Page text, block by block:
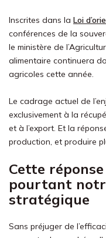
Inscrites dans la Loi
conférences de la
le ministère de
alimentaire continuera
agricoles cette année.
Le cadrage actuel de
exclusivement à la
et à l’export. Et la
production, et produire
Cette
pourtant
stratégique
Sans préjuger de